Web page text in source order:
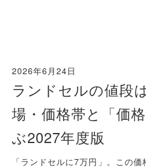
2026年6月24日
ランドセルの値段
場・価格帯と「価
ぶ2027年度版
「ランドセルに7万円」。この